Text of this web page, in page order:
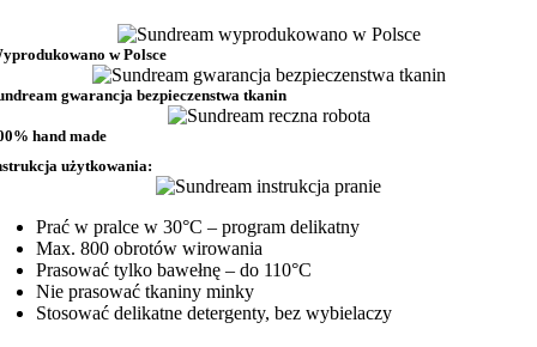
w Polsce
gwarancja bezpieczenstwa tkanin
hand made
użytkowania:
Prać w pralce w 30°C – program delikatny
Max. 800 obrotów wirowania
Prasować tylko bawełnę – do 110°C
Nie prasować tkaniny minky
Stosować delikatne detergenty, bez wybielaczy